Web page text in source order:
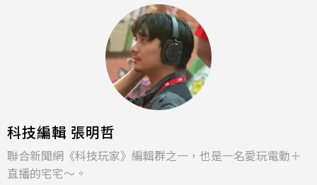
科技編輯 張明哲
聯合新聞網《科技玩家》編輯群之一，也是一名愛玩電動＋
直播的宅宅～。